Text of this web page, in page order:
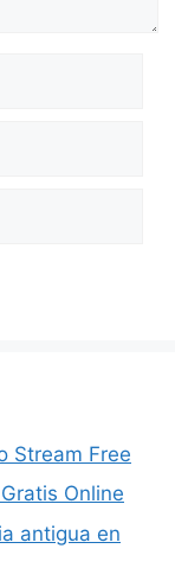
Stream Free
Online
antigua en